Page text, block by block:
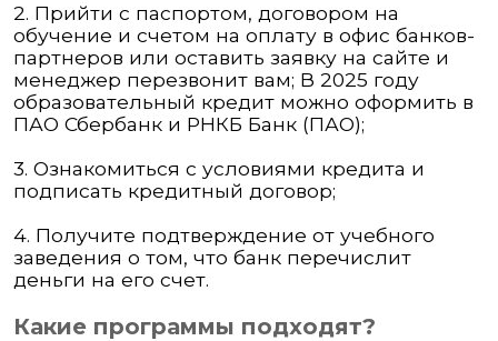
2. Прийти с паспортом, договором на
обучение и счетом на оплату в офис банков-
партнеров или оставить заявку на сайте и
менеджер перезвонит вам; В 2025 году
образовательный кредит можно оформить в
ПАО Сбербанк и РНКБ Банк (ПАО);
3. Ознакомиться с условиями кредита и
подписать кредитный договор;
4. Получите подтверждение от учебного
заведения о том, что банк перечислит
деньги на его счет.
Какие программы подходят?